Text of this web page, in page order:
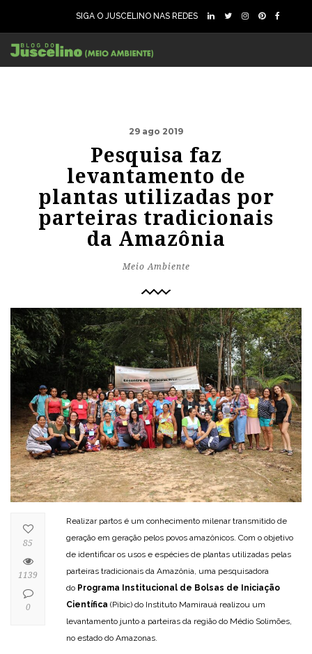
SIGA O JUSCELINO NAS REDES
29 ago 2019
Pesquisa faz
levantamento de
plantas utilizadas por
parteiras tradicionais
da Amazônia
Meio Ambiente
Realizar partos é um conhecimento milenar transmitido de
geração em geração pelos povos amazônicos. Com o objetivo
de identificar os usos e espécies de plantas utilizadas pelas
parteiras tradicionais da Amazônia, uma pesquisadora
do Programa Institucional de Bolsas de Iniciação
Científica (Pibic) do Instituto Mamirauá realizou um
levantamento junto a parteiras da região do Médio Solimões,
no estado do Amazonas.
85
1139
0